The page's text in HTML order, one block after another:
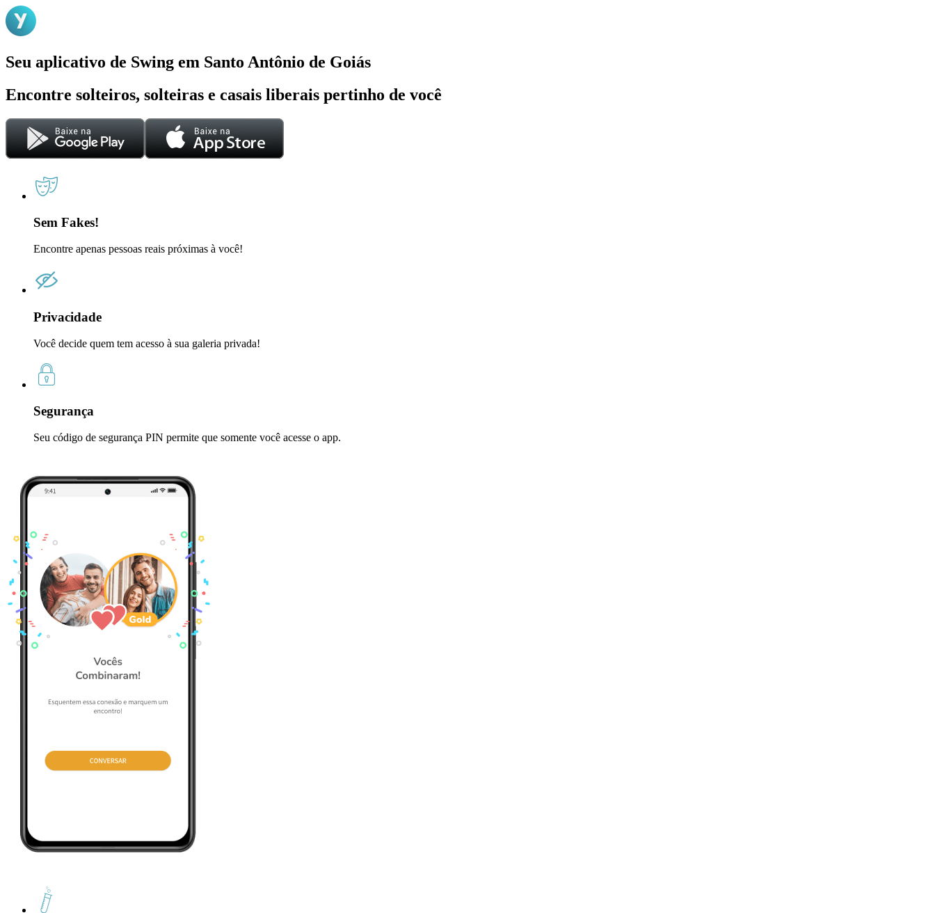
Seu aplicativo de Swing em Santo Antônio de Goiás
Encontre solteiros, solteiras e casais liberais pertinho de você
Sem Fakes!
Encontre apenas pessoas reais próximas à você!
Privacidade
Você decide quem tem acesso à sua galeria privada!
Segurança
Seu código de segurança PIN permite que somente você acesse o app.